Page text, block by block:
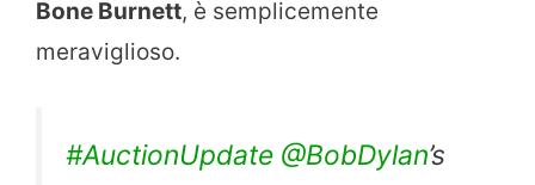
Bone Burnett, è semplicemente
meraviglioso.
#AuctionUpdate @BobDylan’s